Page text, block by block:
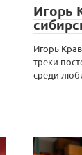
Игорь
Игорь
треки
среди